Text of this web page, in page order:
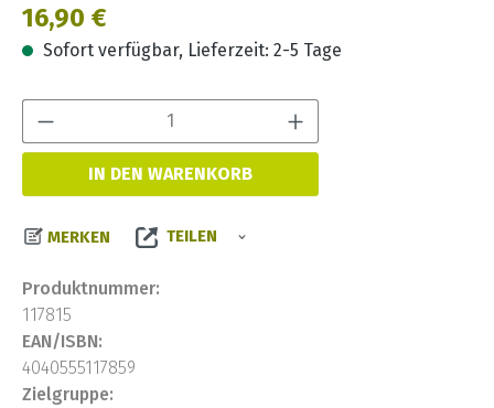
Regulärer Preis:
16,90 €
Sofort verfügbar, Lieferzeit: 2-5 Tage
IN DEN WARENKORB
MERKEN TEILEN
Produktnummer:
117815
EAN/ISBN:
4040555117859
Zielgruppe: